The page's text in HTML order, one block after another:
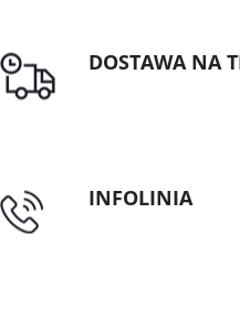
DOSTAWA NA
INFOLINIA